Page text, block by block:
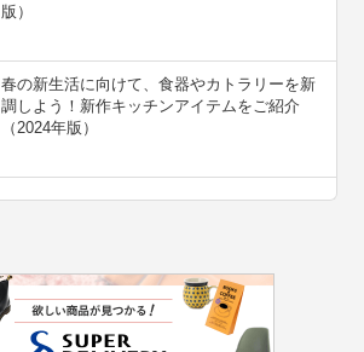
版）
春の新生活に向けて、食器やカトラリーを新
調しよう！新作キッチンアイテムをご紹介
（2024年版）